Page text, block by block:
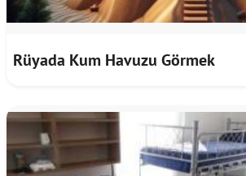
Rüyada Kum Havuzu Görmek